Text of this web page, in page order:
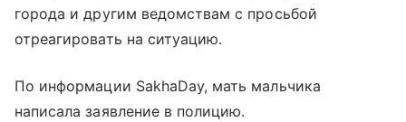
города и другим ведомствам с просьбой
отреагировать на ситуацию.
По информации SakhaDay, мать мальчика
написала заявление в полицию.